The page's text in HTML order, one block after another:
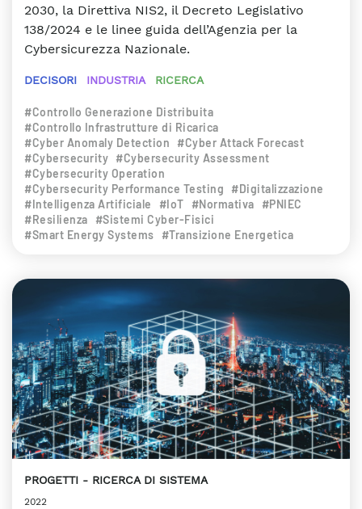
2030, la Direttiva NIS2, il Decreto Legislativo
138/2024 e le linee guida dell’Agenzia per la
Cybersicurezza Nazionale.
DECISORI INDUSTRIA RICERCA
#Controllo Generazione Distribuita
#Controllo Infrastrutture di Ricarica
#Cyber Anomaly Detection
#Cyber Attack Forecast
#Cybersecurity #Cybersecurity Assessment
#Cybersecurity Operation
#Cybersecurity Performance Testing
#Digitalizzazione
#Intelligenza Artificiale
#IoT #Normativa
#PNIEC
#Resilienza
#Sistemi Cyber-Fisici
#Smart Energy Systems
#Transizione Energetica
PROGETTI RICERCA DI SISTEMA
2022